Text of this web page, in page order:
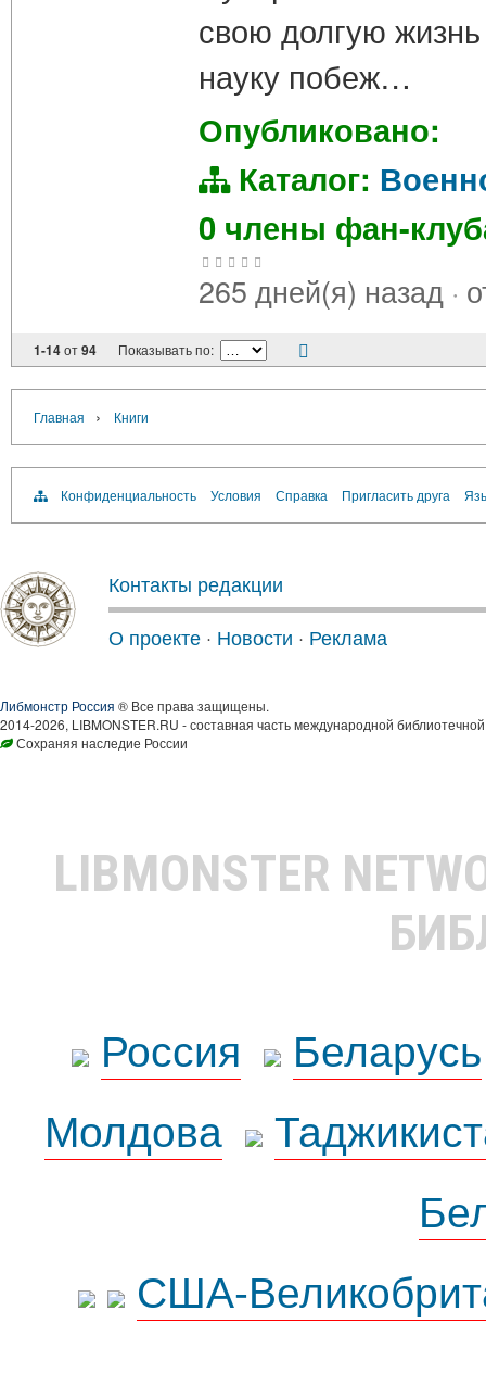
свою долгую
науку побеж…
Опубликовано:
Каталог:
0 члены фан-
265 дней(я) назад ·
1-14от94 Показывать по:
Главная › Книги
Конфиденциальность Условия Справка Пригласить друга
Контакты редакции
О проекте · Новости · Реклама
Либмонстр Россия ® Все права защищены.
2014-2026, LIBMONSTER.RU - составная часть международной
Сохраняя наследие России
LIBMONSTER
Россия
Беларусь
Молдова
США-